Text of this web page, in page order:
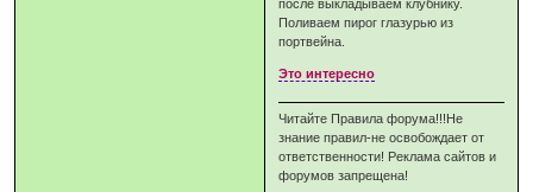
после выкладываем клубнику.
Поливаем пирог глазурью из
портвейна.
Это интересно
Читайте Правила форума!!!Не
знание правил-не освобождает от
ответственности! Реклама сайтов и
форумов запрещена!